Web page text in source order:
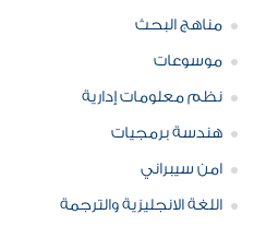
مناهج البحث
موسوعات
نظم معلومات إدارية
هندسة برمجيات
امن سيبراني
اللغة الانجليزية والترجمة